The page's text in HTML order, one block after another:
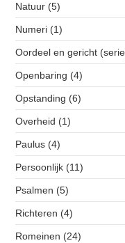
Natuur (5)
Numeri (1)
Oordeel en gericht
Openbaring (4)
Opstanding (6)
Overheid (1)
Paulus (4)
Persoonlijk (11)
Psalmen (5)
Richteren (4)
Romeinen (24)